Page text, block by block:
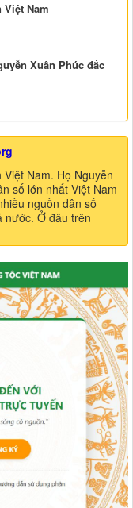
Nam
Xuân Phúc đắc
Nam. Họ Nguyễn
số lớn nhất Việt Nam
nguồn dân số
nước. Ở đâu trên